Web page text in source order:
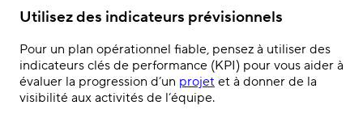
Utilisez des indicateurs prévisionnels
Pour un plan opérationnel fiable, pensez à utiliser des
indicateurs clés de performance (KPI) pour vous aider à
évaluer la progression d’un projet et à donner de la
visibilité aux activités de l’équipe.